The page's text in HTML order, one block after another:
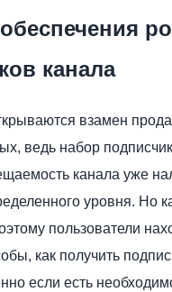
канала
взамен
ведь набор
канала уже
уровня. Но
пользователи
как получить
если есть